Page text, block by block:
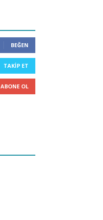
BEĞEN
TAKIP ET
ABONE OL